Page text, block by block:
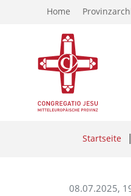
Home
Startseite
08.07.2025,